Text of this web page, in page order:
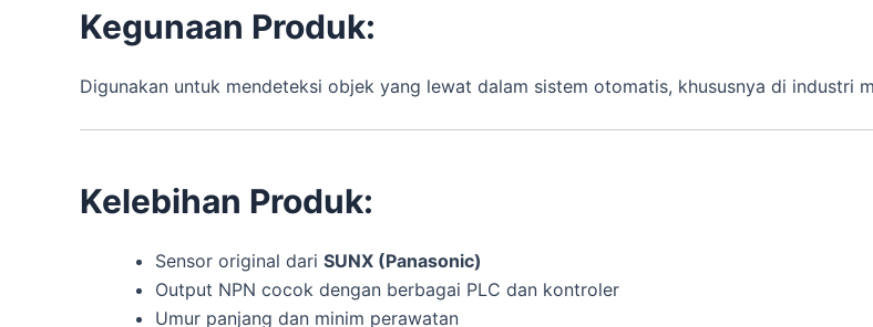
Kegunaan Produk:
Digunakan untuk mendeteksi objek yang lewat dalam sistem otomatis, khususnya di industri
Kelebihan Produk:
Sensor original dari SUNX (Panasonic)
Output NPN cocok dengan berbagai PLC dan kontroler
Umur panjang dan minim perawatan